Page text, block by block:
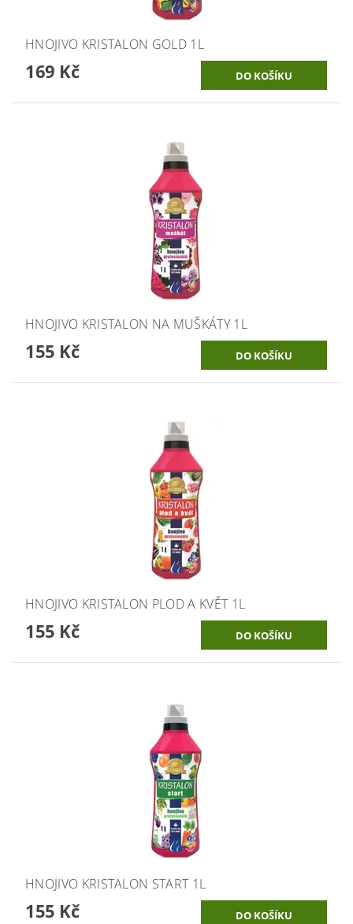
HNOJIVO KRISTALON GOLD 1L
169 Kč
HNOJIVO KRISTALON NA MUŠKÁTY 1L
155 Kč
HNOJIVO KRISTALON PLOD A KVĚT 1L
155 Kč
HNOJIVO KRISTALON START 1L
155 Kč